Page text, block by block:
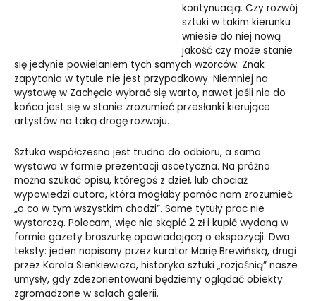
kontynuacją. Czy rozwój
sztuki w takim kierunku
wniesie do niej nową
jakość czy może stanie
się jedynie powielaniem tych samych wzorców. Znak
zapytania w tytule nie jest przypadkowy. Niemniej na
wystawę w Zachęcie wybrać się warto, nawet jeśli nie do
końca jest się w stanie zrozumieć przesłanki kierujące
artystów na taką drogę rozwoju.
Sztuka współczesna jest trudna do odbioru, a sama
wystawa w formie prezentacji ascetyczna. Na próżno
można szukać opisu, któregoś z dzieł, lub chociaż
wypowiedzi autora, która mogłaby pomóc nam zrozumieć
„o co w tym wszystkim chodzi”. Same tytuły prac nie
wystarczą. Polecam, więc nie skąpić 2 zł i kupić wydaną w
formie gazety broszurkę opowiadającą o ekspozycji. Dwa
teksty: jeden napisany przez kurator Marię Brewińską, drugi
przez Karola Sienkiewicza, historyka sztuki „rozjaśnią” nasze
umysły, gdy zdezorientowani będziemy oglądać obiekty
zgromadzone w salach galerii.